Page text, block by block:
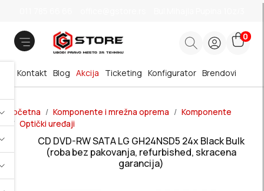
0
Brendovi
Blog Akcija
Kontakt Ticketing Konfigurator
Početna Komponente i mrežna oprema
Komponente
Optički uređaji
CD DVD-RW SATA LG GH24NSD5 24x Black Bulk
(roba bez pakovanja, refurbished, skracena
garancija)